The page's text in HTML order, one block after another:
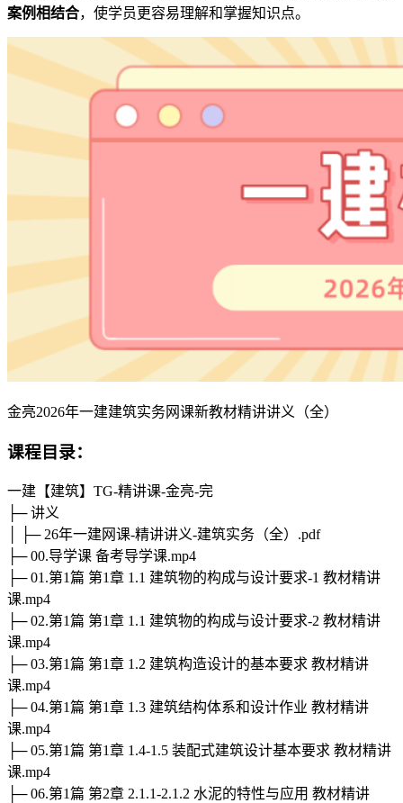
案例相结合，使学员更容易理解和掌握知识点。
金亮2026年一建建筑实务网课新教材精讲讲义（全）
课程目录：
一建【建筑】TG-精讲课-金亮-完
├─ 讲义
│ ├─ 26年一建网课-精讲讲义-建筑实务（全）.pdf
├─ 00.导学课 备考导学课.mp4
├─ 01.第1篇 第1章 1.1 建筑物的构成与设计要求-1 教材精讲
课.mp4
├─ 02.第1篇 第1章 1.1 建筑物的构成与设计要求-2 教材精讲
课.mp4
├─ 03.第1篇 第1章 1.2 建筑构造设计的基本要求 教材精讲
课.mp4
├─ 04.第1篇 第1章 1.3 建筑结构体系和设计作业 教材精讲
课.mp4
├─ 05.第1篇 第1章 1.4-1.5 装配式建筑设计基本要求 教材精讲
课.mp4
├─ 06.第1篇 第2章 2.1.1-2.1.2 水泥的特性与应用 教材精讲